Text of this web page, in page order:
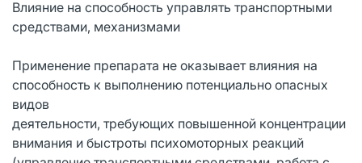
Влияние на способность управлять транспортными
средствами, механизмами
Применение препарата не оказывает влияния на
способность к выполнению потенциально опасных
видов
деятельности, требующих повышенной концентрации
внимания и быстроты психомоторных реакций